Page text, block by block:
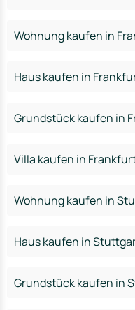
Wohnung kaufen in
Haus kaufen in
Grundstück kaufen in
Villa kaufen in
Wohnung kaufen in
Haus kaufen in
Grundstück kaufen in